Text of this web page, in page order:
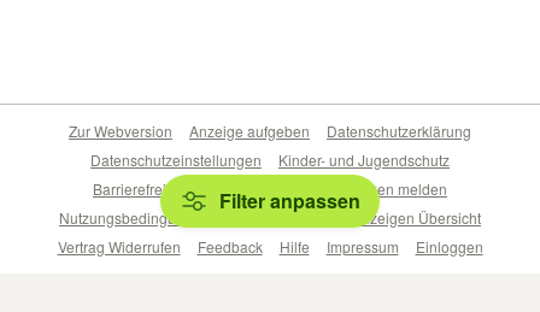
Filter anpassen
Zur Webversion Anzeige aufgeben
Datenschutzerklärung
Datenschutzeinstellungen
Kinder- und Jugendschutz
Barrierefreiheitserklärung
Sicherheitslücken melden
Nutzungsbedingungen
Beliebte Suchen
Anzeigen Übersicht
Vertrag Widerrufen
Feedback Hilfe Impressum Einloggen